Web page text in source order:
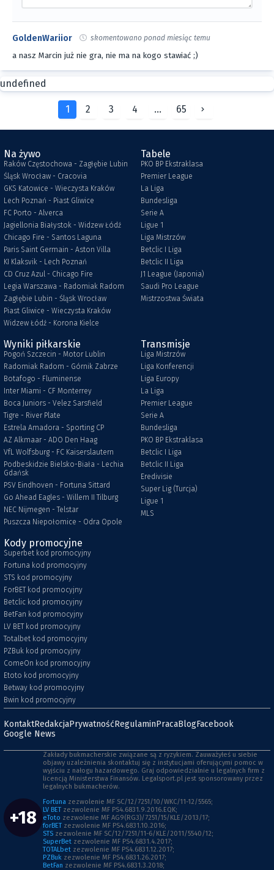
GoldenWariior skomentowano ponad miesiąc temu
a nasz Marcin już nie gra, nie ma na kogo stawiać ;)
undefined
1 2 3 4 ... 65
Na żywo
Raków Częstochowa - Zagłębie Lubin
Śląsk Wrocław - Cracovia
GKS Katowice - Wieczysta Kraków
Lech Poznań - Piast Gliwice
FC Porto - Alverca
Jagiellonia Białystok - Widzew Łódź
Chicago Fire - Santos Laguna
Paris Saint Germain - Aston Villa
KI Klaksvik - Lech Poznań
CD Cruz Azul - Chicago Fire
Legia Warszawa - Radomiak Radom
Zagłębie Lubin - Śląsk Wrocław
Piast Gliwice - Wieczysta Kraków
Widzew Łódź - Korona Kielce
Tabele
PKO BP Ekstraklasa
Premier League
La Liga
Bundesliga
Serie A
Ligue 1
Liga Mistrzów
Betclic I Liga
Betclic II Liga
J1 League (Japonia)
Saudi Pro League
Mistrzostwa Świata
Wyniki piłkarskie
Pogoń Szczecin - Motor Lublin
Radomiak Radom - Górnik Zabrze
Botafogo - Fluminense
Inter Miami - CF Monterrey
Boca Juniors - Velez Sarsfield
Tigre - River Plate
Estrela Amadora - Sporting CP
AZ Alkmaar - ADO Den Haag
VfL Wolfsburg - FC Kaiserslautern
Podbeskidzie Bielsko-Biała - Lechia
Gdańsk
PSV Eindhoven - Fortuna Sittard
Go Ahead Eagles - Willem II Tilburg
NEC Nijmegen - Telstar
Puszcza Niepołomice - Odra Opole
Transmisje
Liga Mistrzów
Liga Konferencji
Liga Europy
La Liga
Premier League
Serie A
Bundesliga
PKO BP Ekstraklasa
Betclic I Liga
Betclic II Liga
Eredivisie
Super Lig (Turcja)
Ligue 1
MLS
Kody promocyjne
Superbet kod promocyjny
Fortuna kod promocyjny
STS kod promocyjny
ForBET kod promocyjny
Betclic kod promocyjny
BetFan kod promocyjny
LV BET kod promocyjny
Totalbet kod promocyjny
PZBuk kod promocyjny
ComeOn kod promocyjny
Etoto kod promocyjny
Betway kod promocyjny
Bwin kod promocyjny
KontaktRedakcjaPrywatnośćRegulaminPracaBlogFacebook
Google News
+18
Zakłady bukmacherskie związane są z ryzykiem. Zauważyłeś u siebie
objawy uzależnienia skontaktuj się z instytucjami oferującymi pomoc w
wyjściu z nałogu hazardowego. Graj odpowiedzialnie u legalnych firm z
licencją Ministerstwa Finansów. Legalsport.pl jest sponsorowany przez
legalnych bukmacherów.
Fortuna zezwolenie MF SC/12/7251/10/WKC/11-12/5565;
LV BET zezwolenie MF PS4.6831.9.2016.EQK;
eToto zezwolenie MF AG9(RG3)/7251/15/KLE/2013/17;
forBET zezwolenie MF PS4.6831.10.2016;
STS zezwolenie MF SC/12/7251/11-6/KLE/2011/5540/12;
SuperBet zezwolenie MF PS4.6831.4.2017;
TOTALbet zezwolenie MF PS4.6831.12.2017;
PZBuk zezwolenie MF PS4.6831.26.2017;
BetFan zezwolenie MF PS4.6831.3.2018;